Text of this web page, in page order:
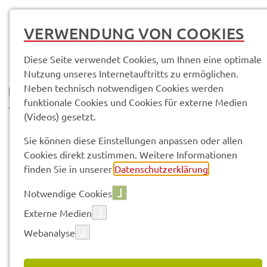
Abtei­lung 3 - Öffent­li­che Sicher­heit und Ordnung
Stra­ßen­ver­kehrs­amt (SG 31)
Fahr­erlaub­nis­be­hör­de (31.2)
Vorle­sen
VERWENDUNG VON COOKIES
Diese Seite verwendet Cookies, um Ihnen eine optimale
Nutzung unseres Internetauftritts zu ermöglichen.
Neben technisch notwendigen Cookies werden
funktionale Cookies und Cookies für externe Medien
(Videos) gesetzt.
Sie können diese Einstellungen anpassen oder allen
Cookies direkt zustimmen. Weitere Informationen
finden Sie in unserer Datenschutzerklärung
Notwendige Cookies
Externe Medien
Webanalyse